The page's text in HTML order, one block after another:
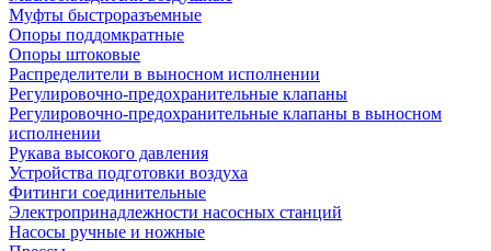
Муфты быстроразъемные
Опоры поддомкратные
Опоры штоковые
Распределители в выносном исполнении
Регулировочно-предохранительные клапаны
Регулировочно-предохранительные клапаны в выносном
исполнении
Рукава высокого давления
Устройства подготовки воздуха
Фитинги соединительные
Электропринадлежности насосных станций
Насосы ручные и ножные